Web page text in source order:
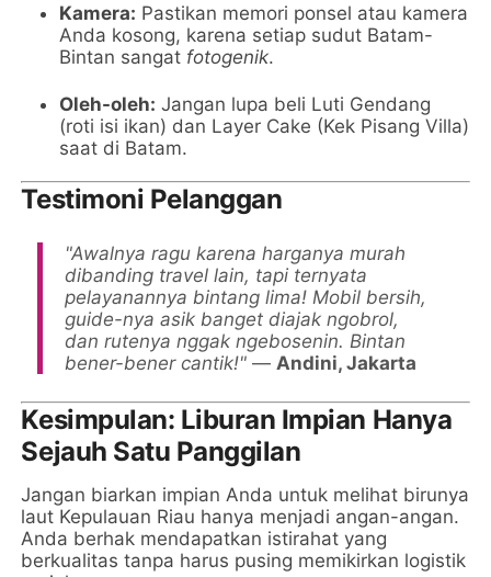
Kamera: Pastikan memori ponsel atau kamera
Anda kosong, karena setiap sudut Batam-
Bintan sangat fotogenik.
Oleh-oleh: Jangan lupa beli Luti Gendang
(roti isi ikan) dan Layer Cake (Kek Pisang Villa)
saat di Batam.
Testimoni Pelanggan
"Awalnya ragu karena harganya murah
dibanding travel lain, tapi ternyata
pelayanannya bintang lima! Mobil bersih,
guide-nya asik banget diajak ngobrol,
dan rutenya nggak ngebosenin. Bintan
bener-bener cantik!" — Andini, Jakarta
Kesimpulan: Liburan Impian Hanya
Sejauh Satu Panggilan
Jangan biarkan impian Anda untuk melihat birunya
laut Kepulauan Riau hanya menjadi angan-angan.
Anda berhak mendapatkan istirahat yang
berkualitas tanpa harus pusing memikirkan logistik